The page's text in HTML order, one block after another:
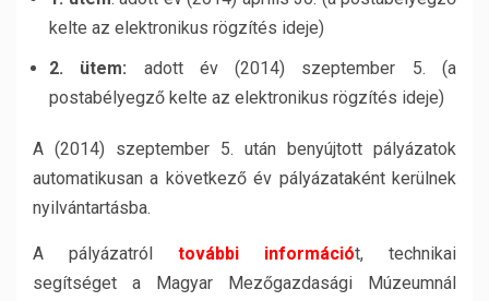
kelte az elektronikus rögzítés ideje)
2. ütem: adott év (2014) szeptember 5. (a
postabélyegző kelte az elektronikus rögzítés ideje)
A (2014) szeptember 5. után benyújtott pályázatok
automatikusan a következő év pályázataként kerülnek
nyilvántartásba.
A pályázatról további információt, technikai
segítséget a Magyar Mezőgazdasági Múzeumnál